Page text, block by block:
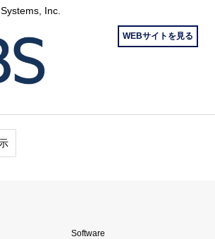
Inc.
WEBサイトを見る
Software